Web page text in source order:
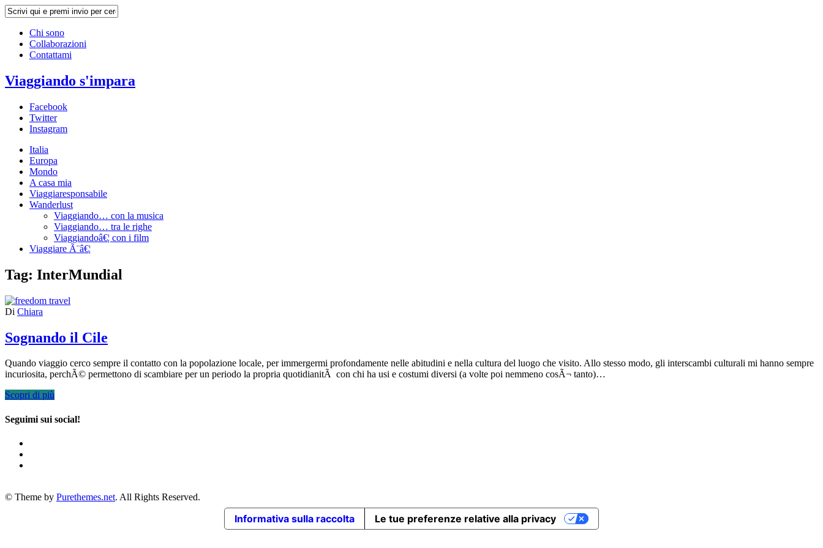
Chi sono
Collaborazioni
Contattami
Viaggiando s'impara
Facebook
Twitter
Instagram
Italia
Europa
Mondo
A casa mia
Viaggiaresponsabile
Wanderlust
Viaggiando… con la musica
Viaggiando… tra le righe
Viaggiandoâ€¦ con i film
Viaggiare Ã¨â€¦
Tag: InterMundial
Di Chiara
Sognando il Cile
Quando viaggio cerco sempre il contatto con la popolazione locale, per immergermi profondamente nelle abitudini e nella cultura del luogo che visito. Allo stesso modo, gli interscambi culturali mi hanno sempre
incuriosita, perchÃ© permettono di scambiare per un periodo la propria quotidianitÃ con chi ha usi e costumi diversi (a volte poi nemmeno cosÃ¬ tanto)…
Scopri di più
Seguimi sui social!
© Theme by Purethemes.net. All Rights Reserved.
Informativa sulla raccolta Le tue preferenze relative alla privacy